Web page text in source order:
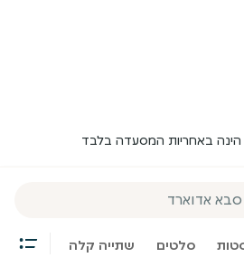
באחריות המסעדה בלבד
סלטים שתייה קלה